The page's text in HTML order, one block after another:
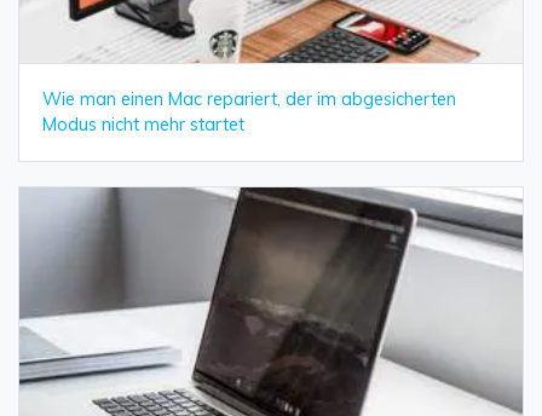
Wie man einen Mac repariert, der im abgesicherten
Modus nicht mehr startet